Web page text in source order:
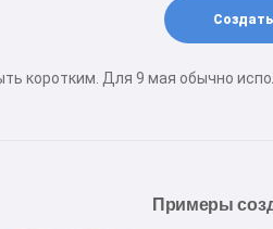
коротким. Для 9 мая обычно
Примеры